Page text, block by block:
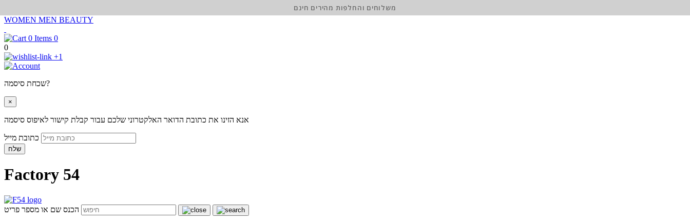
WOMEN MEN BEAUTY
0
0
+1
שכחת סיסמה?
×
אנא הזינו את כתובת הדואר האלקטרוני שלכם עבור קבלת קישור לאיפוס סיסמה
שלח
Factory 54
הכנס שם או מספר פריט
משלוחים והחלפות מהירים חינם